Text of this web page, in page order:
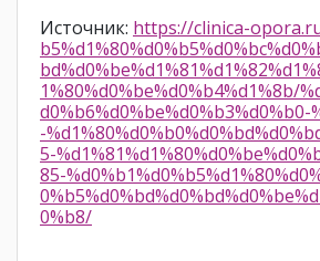
Источник: https://clinica-
1%80%d0%be%d0%b4%d1%8b/
d0%b6%d0%be%d0%b3%d0%b0-
-
5-
85-
0%b8/